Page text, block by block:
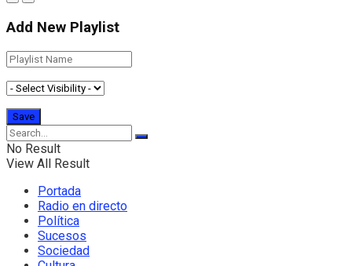
Add New Playlist
No Result
View All Result
Portada
Radio en directo
Política
Sucesos
Sociedad